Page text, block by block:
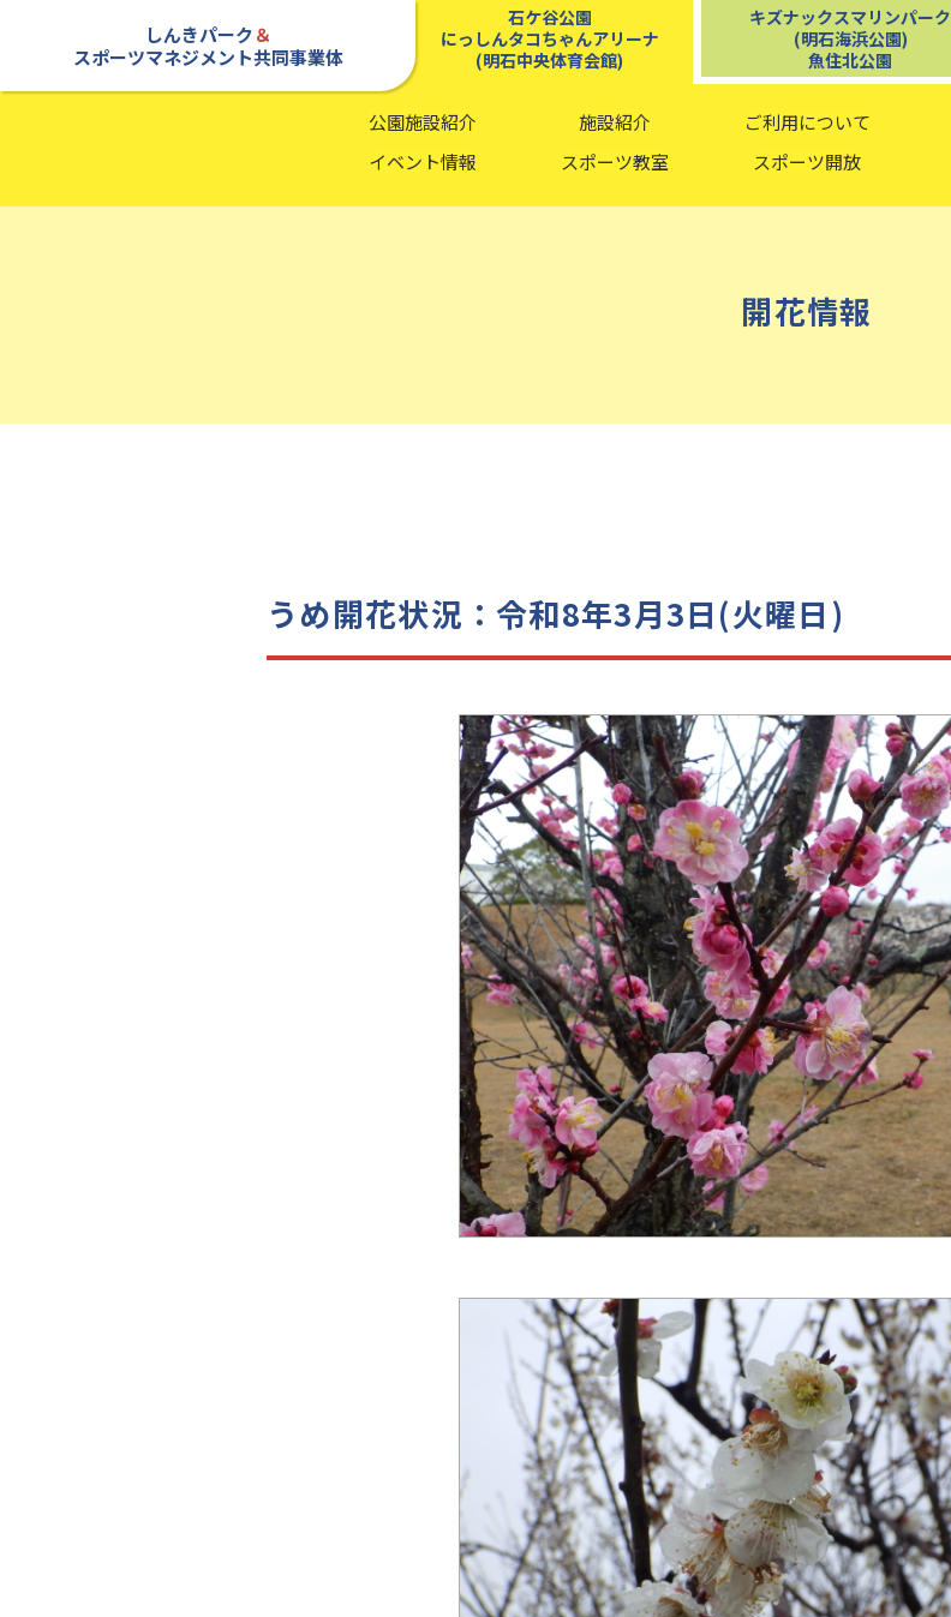
しんきパーク＆
スポーツマネジメント共同事業体
石ケ谷公園
にっしんタコちゃんアリーナ
(明石中央体育会館)
公園施設紹介 施設紹介 ご利用について
イベント情報
スポーツ教室 スポーツ開放
キズナックスマリンパーク
(明石海浜公園)
魚住北公園
開花情報
うめ開花状況：令和8年3月3日(火曜日)